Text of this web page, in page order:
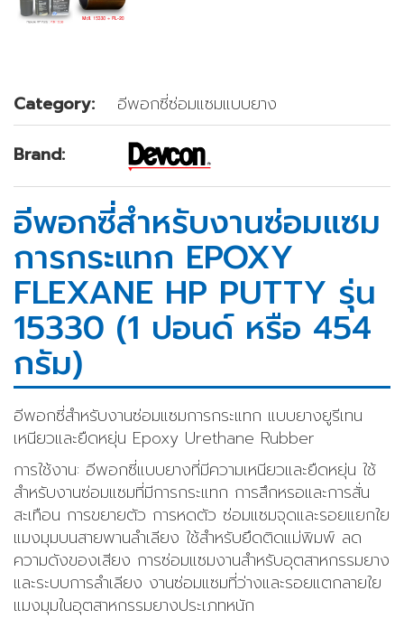
Category: อีพอกซี่ซ่อมแซมแบบยาง
Brand:
อีพอกซี่สำหรับงานซ่อมแซม
การกระแทก EPOXY
FLEXANE HP PUTTY รุ่น
15330 (1 ปอนด์ หรือ 454
กรัม)
อีพอกซี่สำหรับงานซ่อมแซมการกระแทก แบบยางยูรีเทน
เหนียวและยืดหยุ่น Epoxy Urethane Rubber
การใช้งาน: อีพอกซี่แบบยางที่มีความเหนียวและยืดหยุ่น ใช้
สำหรับงานซ่อมแซมที่มีการกระแทก การสึกหรอและการสั่น
สะเทือน การขยายตัว การหดตัว ซ่อมแซมจุดและรอยแยกใย
แมงมุมบนสายพานลำเลียง ใช้สำหรับยึดติดแม่พิมพ์ ลด
ความดังของเสียง การซ่อมแซมงานสำหรับอุตสาหกรรมยาง
และระบบการลำเลียง งานซ่อมแซมที่ว่างและรอยแตกลายใย
แมงมุมในอุตสาหกรรมยางประเภทหนัก